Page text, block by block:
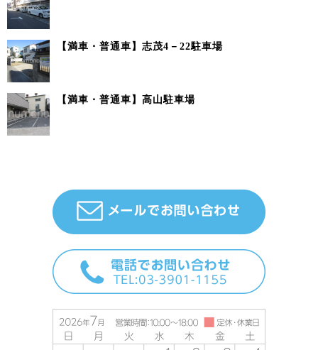
【満車・普通車】志茂4－22駐車場
【満車・普通車】高山駐車場